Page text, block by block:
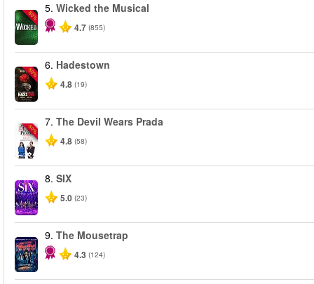
-50%
5. Wicked the Musical
4.7 (855)
-50%
6. Hadestown
4.8 (19)
-50%
7. The Devil Wears Prada
4.8 (58)
8. SIX
5.0 (23)
9. The Mousetrap
4.3 (124)